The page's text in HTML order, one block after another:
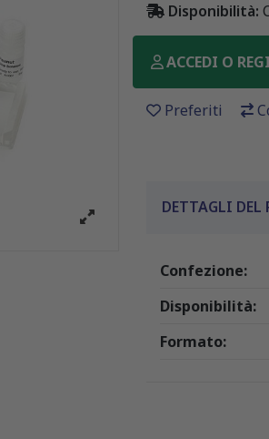
Disponibilità:
ACCEDI O
Preferiti
DETTAGLI DEL
Confezione:
Disponibilità:
Formato: